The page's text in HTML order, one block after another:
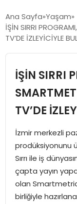
GÜNDEM
İDEAL YAŞAM
İDEAL SPOR
YAŞAM
MAGAZIN
SAĞLIK
Ana Sayfa Yaşam
İŞİN SIRRI
TV’DE İZLEYİCİYLE
İŞİN SIRRI
TV’DE
İzmir merkezli
prodüksiyonunu
Sırrı ile iş
çapta yayın
olan
birliğiyle